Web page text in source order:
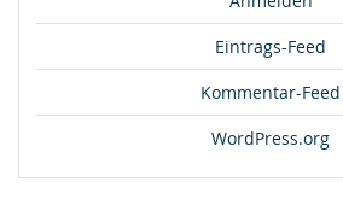
Eintrags-Feed
Kommentar-Feed
WordPress.org